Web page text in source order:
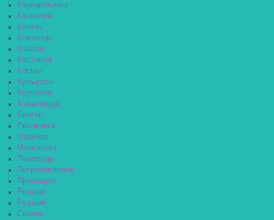
Каркаралинск
Каскелен
Кентау
Кокшетау
Конаев
Костанай
Косшы
Кульсары
Курчатов
Кызылорда
Ленгер
Лисаковск
Макинск
Мамлютка
Павлодар
Петропавловск
Приозерск
Риддер
Рудный
Сарань